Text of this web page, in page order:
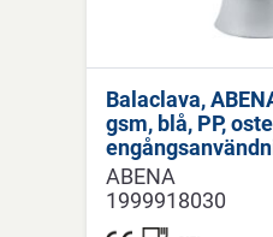
Balaclava,
gsm, blå, PP,
ABENA
1999918030